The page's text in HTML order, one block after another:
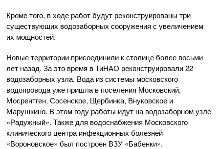
Кроме того, в ходе работ будут реконструированы три
существующих водозаборных сооружения с увеличением
их мощностей.
Новые территории присоединили к столице более восьми
лет назад. За это время в ТиНАО реконструировали 22
водозаборных узла. Вода из системы московского
водопровода уже пришла в поселения Московский,
Мосрентген, Сосенское, Щербинка, Внуковское и
Марушкино. В этом году работы идут на водозаборном узле
«Радужный». Также для водоснабжения Московского
клинического центра инфекционных болезней
«Вороновское» был построен ВЗУ «Бабенки».